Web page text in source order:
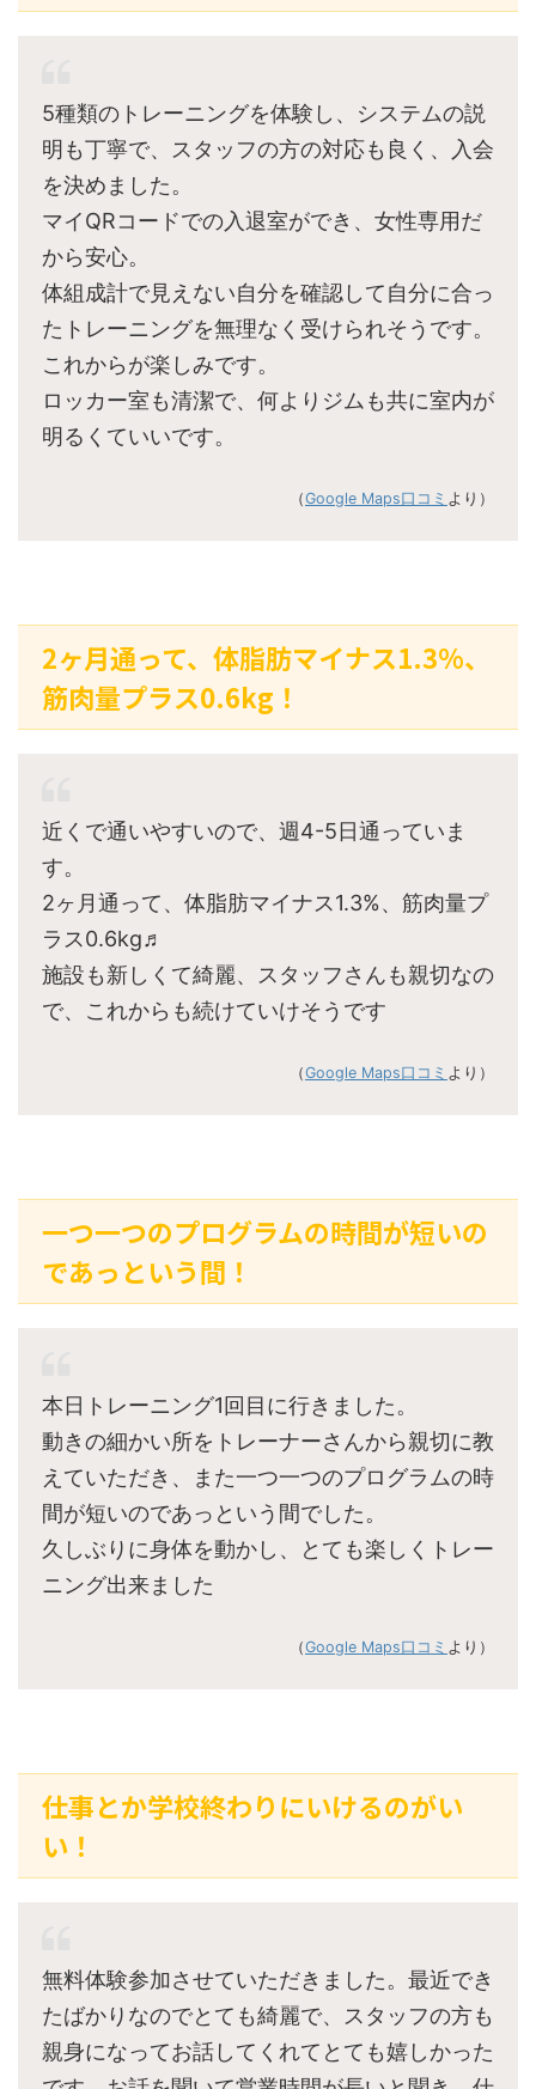
5種類のトレーニングを体験し、システムの説
明も丁寧で、スタッフの方の対応も良く、入会
を決めました。
マイQRコードでの入退室ができ、女性専用だ
から安心。
体組成計で見えない自分を確認して自分に合っ
たトレーニングを無理なく受けられそうです。
これからが楽しみです。
ロッカー室も清潔で、何よりジムも共に室内が
明るくていいです。
（Google Maps口コミ より）
2ヶ月通って、体脂肪マイナス1.3%、
筋肉量プラス0.6kg！
近くで通いやすいので、週4-5日通っていま
す。
2ヶ月通って、体脂肪マイナス1.3%、筋肉量プ
ラス0.6kg♬
施設も新しくて綺麗、スタッフさんも親切なの
で、これからも続けていけそうです
（Google Maps口コミ より）
一つ一つのプログラムの時間が短いの
であっという間！
本日トレーニング1回目に行きました。
動きの細かい所をトレーナーさんから親切に教
えていただき、また一つ一つのプログラムの時
間が短いのであっという間でした。
久しぶりに身体を動かし、とても楽しくトレー
ニング出来ました
（Google Maps口コミ より）
仕事とか学校終わりにいけるのがい
い！
無料体験参加させていただきました。最近でき
たばかりなのでとても綺麗で、スタッフの方も
親身になってお話してくれてとても嬉しかった